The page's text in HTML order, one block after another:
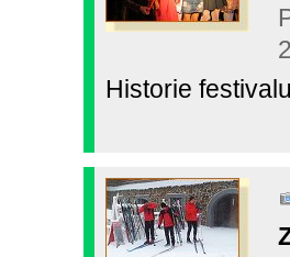
Historie